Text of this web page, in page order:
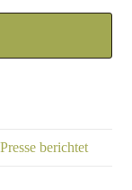
berichtet